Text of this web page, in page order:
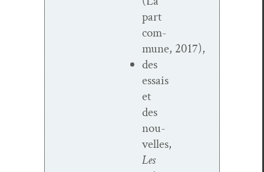
part
com­
mune, 2017),
des
essais
et
des
nou­
velles,
Les